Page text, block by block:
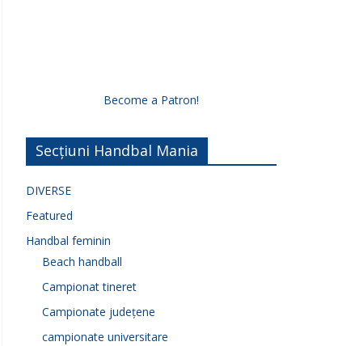
Become a Patron!
Secțiuni Handbal Mania
DIVERSE
Featured
Handbal feminin
Beach handball
Campionat tineret
Campionate județene
campionate universitare